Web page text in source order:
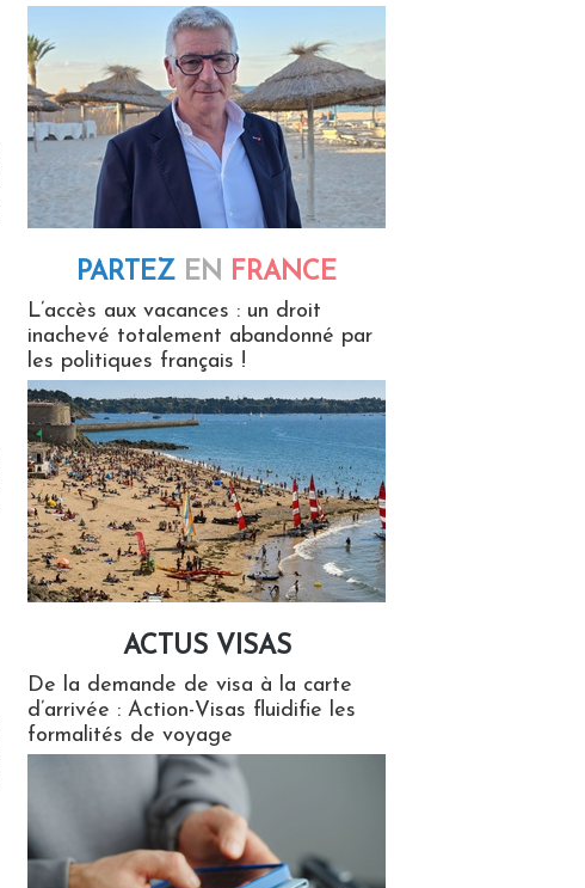
PARTEZ EN FRANCE
L’accès aux vacances : un droit
inachevé totalement abandonné par
les politiques français !
ACTUS VISAS
De la demande de visa à la carte
d’arrivée : Action-Visas fluidifie les
formalités de voyage